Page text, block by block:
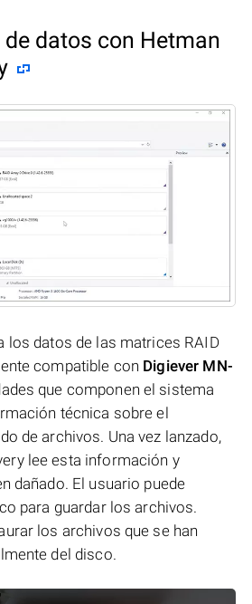
de datos con Hetman
los datos de las matrices RAID
compatible con Digiever MN-
que componen el sistema
técnica sobre el
de archivos. Una vez lanzado,
lee esta información y
dañado. El usuario puede
para guardar los archivos.
los archivos que se han
del disco.